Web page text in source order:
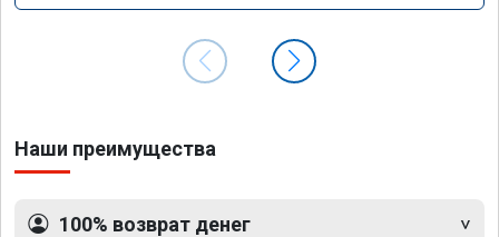
Наши преимущества
100% возврат денег